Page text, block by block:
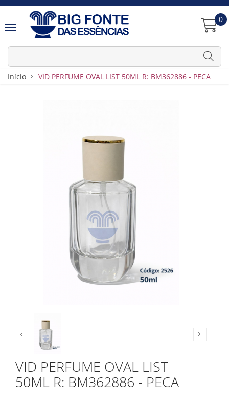
0
Início VID PERFUME OVAL LIST 50ML R: BM362886 - PECA
VID PERFUME OVAL LIST
50ML R: BM362886 - PECA